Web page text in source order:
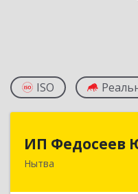
ISO
ИП Федосеев
Нытва
ИП